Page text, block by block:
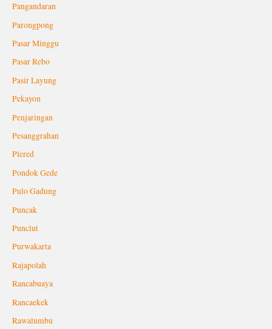
Pangandaran
Parongpong
Pasar Minggu
Pasar Rebo
Pasir Layung
Pekayon
Penjaringan
Pesanggrahan
Plered
Pondok Gede
Pulo Gadung
Puncak
Punclut
Purwakarta
Rajapolah
Rancabuaya
Rancaekek
Rawalumbu